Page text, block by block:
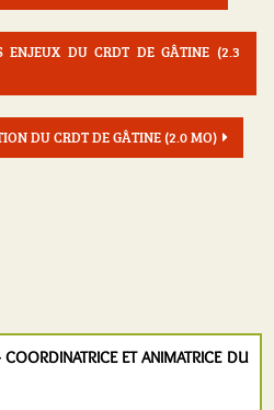
ENJEUX DU CRDT DE GÂTINE (2.3
DU CRDT DE GÂTINE (2.0 MO)
ET ANIMATRICE DU